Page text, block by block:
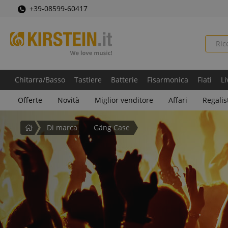
+39-08599-60417
Chitarra/Basso Tastiere Batterie Fisarmonica Fiati
Offerte Novità Miglior venditore Affari
Pagina
iniziale
Di marca Gäng Case